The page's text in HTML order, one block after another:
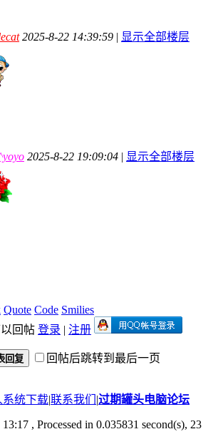
2025-8-22 14:39:59 | 显示全部楼层
2025-8-22 19:09:04 | 显示全部楼层
Quote Code Smilies
回帖 登录 | 注册
回复 回帖后跳转到最后一页
系统下载|联系我们 |过期罐头电脑论坛
, Processed in 0.035831 second(s), 23